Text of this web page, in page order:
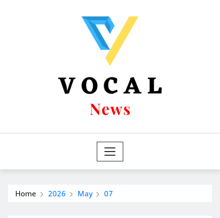
Home 2026 May 07